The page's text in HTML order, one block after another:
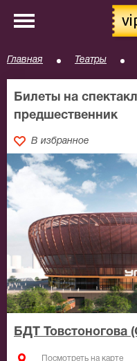
Главная Театры
Билеты на
предшественник
В избранное
БДТ Товстоногова
Посмотреть на карте